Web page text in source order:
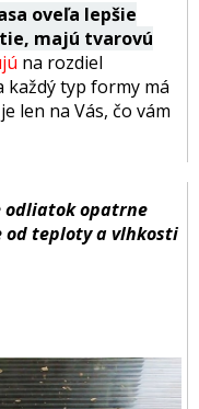
oveľa lepšie
majú tvarovú
na rozdiel
každý typ formy má
len na Vás, čo vám
odliatok opatrne
od teploty a vlhkosti